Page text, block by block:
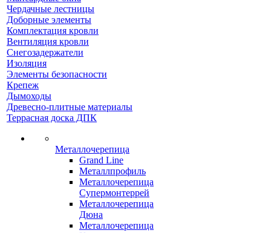
Чердачные лестницы
Доборные элементы
Комплектация кровли
Вентиляция кровли
Снегозадержатели
Изоляция
Элементы безопасности
Крепеж
Дымоходы
Древесно-плитные материалы
Террасная доска ДПК
Металлочерепица
Grand Line
Металлпрофиль
Металлочерепица
Супермонтеррей
Металлочерепица
Дюна
Металлочерепица